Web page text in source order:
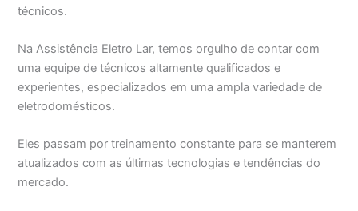
técnicos.
Na Assistência Eletro Lar, temos orgulho de contar com
uma equipe de técnicos altamente qualificados e
experientes, especializados em uma ampla variedade de
eletrodomésticos.
Eles passam por treinamento constante para se manterem
atualizados com as últimas tecnologias e tendências do
mercado.